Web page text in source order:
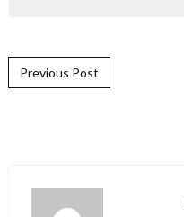
Post navigation
Previous Post